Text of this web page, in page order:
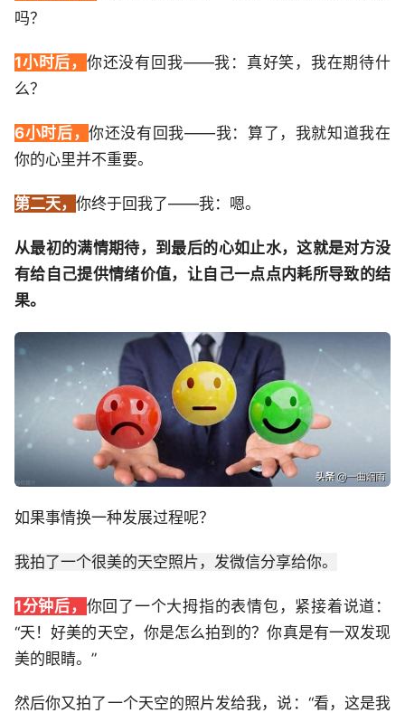
吗？
1小时后， 你还没有回我——我：真好笑，我在期待什
么？
6小时后，你还没有回我——我：算了，我就知道我在
你的心里并不重要。
第二天， 你终于回我了——我：嗯。
从最初的满情期待，到最后的心如止水，这就是对方没
有给自己提供情绪价值，让自己一点点内耗所导致的结
果。
如果事情换一种发展过程呢？
我拍了一个很美的天空照片，发微信分享给你。
1分钟后， 你回了一个大拇指的表情包，紧接着说道：
“天！好美的天空，你是怎么拍到的？你真是有一双发现
美的眼睛。”
然后你又拍了一个天空的照片发给我，说：“看，这是我